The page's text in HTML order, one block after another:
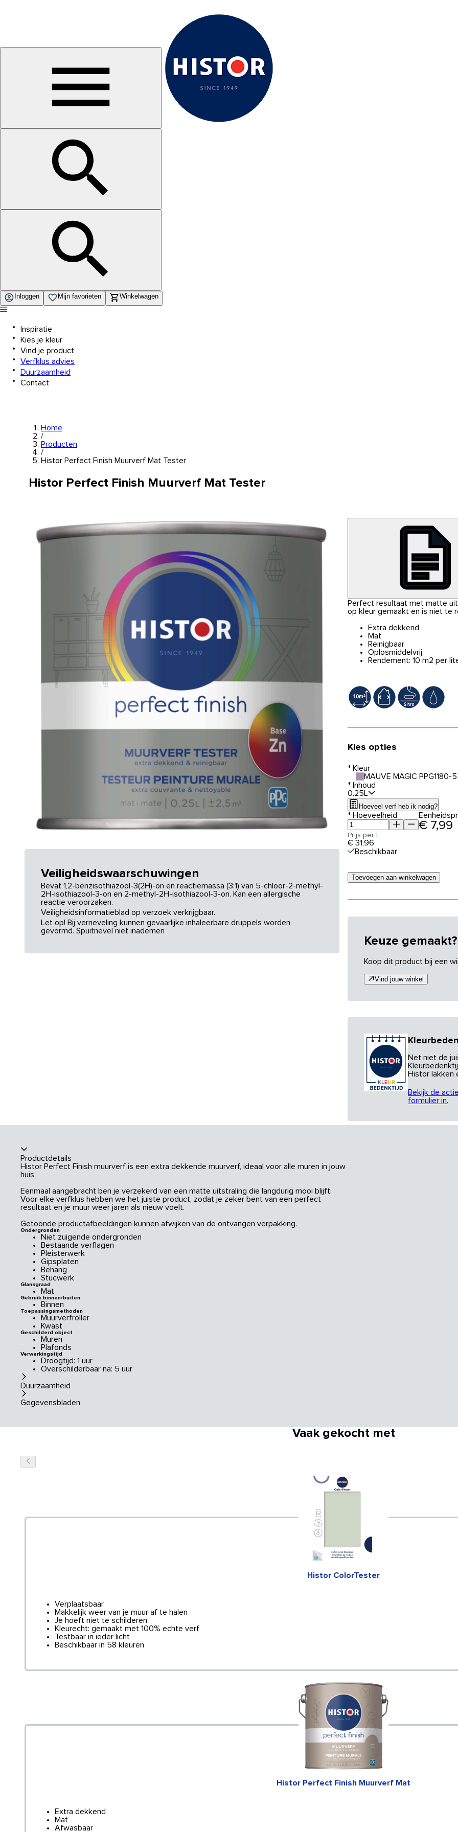
Inloggen Mijn favorieten Winkelwagen
Inspiratie
Kies je kleur
Vind je product
Verfklus advies
Duurzaamheid
Contact
Home
/
Producten
/
Histor Perfect Finish Muurverf Mat Tester
Histor Perfect Finish Muurverf Mat Tester
Veiligheidswaarschuwingen
Bevat 1,2-benzisothiazool-3(2H)-on en reactiemassa (3:1) van 5-chloor-2-methyl-
2H-isothiazool-3-on en 2-methyl-2H-isothiazool-3-on. Kan een allergische
reactie veroorzaken.
Veiligheidsinformatieblad op verzoek verkrijgbaar.
Let op! Bij verneveling kunnen gevaarlijke inhaleerbare druppels worden
gevormd. Spuitnevel niet inademen
Perfect resultaat met matte
op kleur gemaakt en is niet te
Extra dekkend
Mat
Reinigbaar
Oplosmiddelvrij
Rendement: 10 m2 per
Kies opties
* Kleur
MAUVE MAGIC PPG1180-5
* Inhoud
0.25L
Hoeveel verf heb ik nodig?
* Hoeveelheid
€ 7,99
Prijs per L:
€ 31,96
Beschikbaar
Toevoegen aan winkelwagen
Keuze gemaakt?
Koop dit product bij een
Vind jouw winkel
Net niet de
Histor lakken
Bekijk de
formulier in.
Productdetails
Histor Perfect Finish muurverf is een extra dekkende muurverf, ideaal voor alle muren in jouw
huis.
Eenmaal aangebracht ben je verzekerd van een matte uitstraling die langdurig mooi blijft.
Voor elke verfklus hebben we het juiste product, zodat je zeker bent van een perfect
resultaat en je muur weer jaren als nieuw voelt.
Getoonde productafbeeldingen kunnen afwijken van de ontvangen verpakking.
Ondergronden
Niet zuigende ondergronden
Bestaande verflagen
Pleisterwerk
Gipsplaten
Behang
Stucwerk
Glansgraad
Mat
Gebruik binnen/buiten
Binnen
Toepassingsmethoden
Muurverfroller
Kwast
Geschilderd object
Muren
Plafonds
Verwerkingstijd
Droogtijd: 1 uur
Overschilderbaar na: 5 uur
Duurzaamheid
Gegevensbladen
Vaak gekocht met
Histor ColorTester
Verplaatsbaar
Makkelijk weer van je muur af te halen
Je hoeft niet te schilderen
Kleurecht: gemaakt met 100% echte verf
Testbaar in ieder licht
Beschikbaar in 58 kleuren
Histor Perfect Finish Muurverf Mat
Extra dekkend
Mat
Afwasbaar